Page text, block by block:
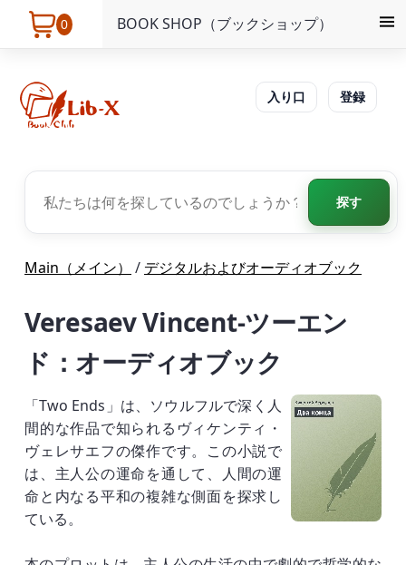
0 BOOK SHOP（ブックショップ）
入り口 登録
探す
Main（メイン） / デジタルおよびオーディオブック
Veresaev Vincent-ツーエン
ド：オーディオブック
「Two Ends」は、ソウルフルで深く人
間的な作品で知られるヴィケンティ・
ヴェレサエフの傑作です。この小説で
は、主人公の運命を通して、人間の運
命と内なる平和の複雑な側面を探求し
ている。